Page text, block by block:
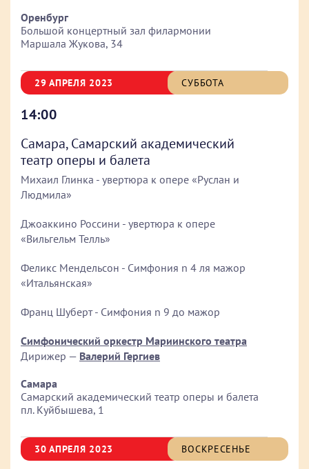
Оренбург
Большой концертный зал филармонии
Маршала Жукова, 34
29 АПРЕЛЯ 2023 СУББОТА
14:00
Самара, Самарский академический
театр оперы и балета
Михаил Глинка - увертюра к опере «Руслан и
Людмила»
Джоаккино Россини - увертюра к опере
«Вильгельм Телль»
Феликс Мендельсон - Симфония n 4 ля мажор
«Итальянская»
Франц Шуберт - Симфония n 9 до мажор
Симфонический оркестр Мариинского театра
Дирижер — Валерий Гергиев
Самара
Самарский академический театр оперы и балета
пл. Куйбышева, 1
30 АПРЕЛЯ 2023 ВОСКРЕСЕНЬЕ